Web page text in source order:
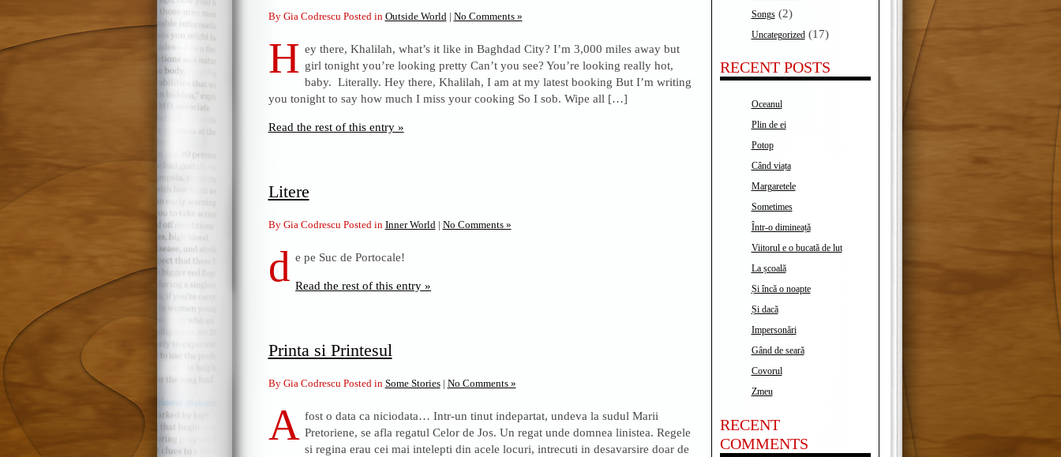
By Gia Codrescu Posted in Outside World | No Comments »
H ey there, Khalilah, what’s it like in Baghdad City? I’m 3,000 miles away but
girl tonight you’re looking pretty Can’t you see? You’re looking really hot,
baby. Literally. Hey there, Khalilah, I am at my latest booking But I’m writing
you tonight to say how much I miss your cooking So I sob. Wipe all […]
Read the rest of this entry »
Litere
By Gia Codrescu Posted in Inner World | No Comments »
d e pe Suc de Portocale!
Read the rest of this entry »
Printa si Printesul
By Gia Codrescu Posted in Some Stories | No Comments »
A fost o data ca niciodata… Intr-un tinut indepartat, undeva la sudul Marii
Pretoriene, se afla regatul Celor de Jos. Un regat unde domnea linistea. Regele
si regina erau cei mai intelepti din acele locuri, intrecuti in desavarsire doar de
Songs(2)
Uncategorized(17)
RECENT POSTS
Oceanul
Plin de ei
Potop
Când viața
Margaretele
Sometimes
Într-o dimineață
Viitorul e o bucată de lut
La școală
Și încă o noapte
Și dacă
Impersonări
Gând de seară
Covorul
Zmeu
RECENT
COMMENTS